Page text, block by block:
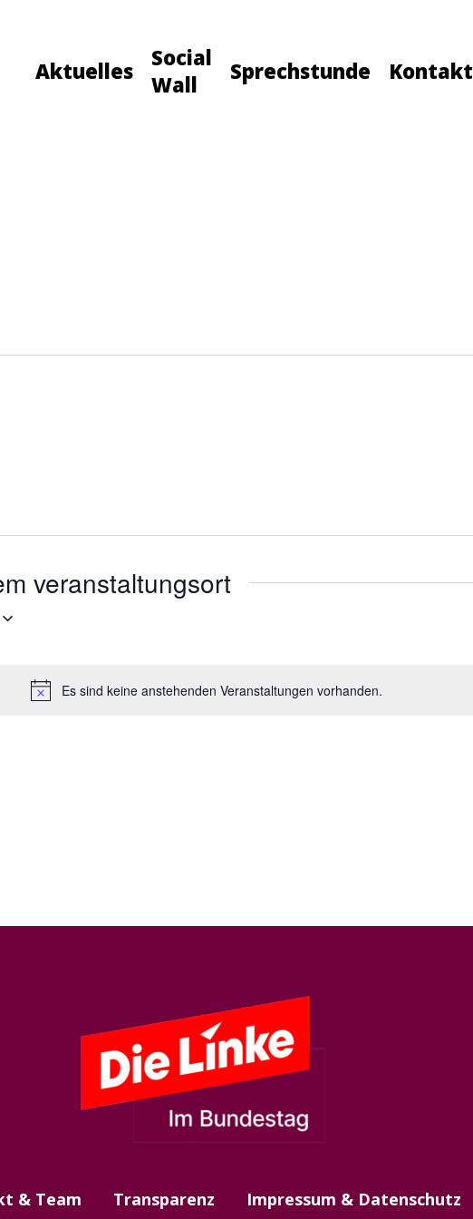
Aktuelles
Social
Wall
Sprechstunde Kontakt
veranstaltungsort
Hinweis
Es sind keine anstehenden Veranstaltungen vorhanden.
& Team Transparenz Impressum & Datenschutz